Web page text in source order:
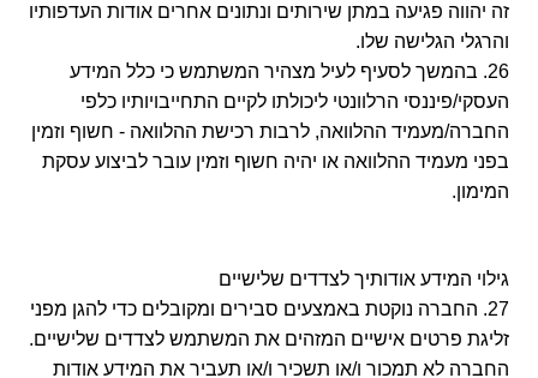
זה יהווה פגיעה במתן שירותים ונתונים אחרים אודות העדפותיו
והרגלי הגלישה שלו.
26. בהמשך לסעיף לעיל מצהיר המשתמש כי כלל המידע
העסקי/פיננסי הרלוונטי ליכולתו לקיים התחייבויותיו כלפי
החברה/מעמיד ההלוואה, לרבות רכישת ההלוואה - חשוף וזמין
בפני מעמיד ההלוואה או יהיה חשוף וזמין עובר לביצוע עסקת
המימון.
גילוי המידע אודותיך לצדדים שלישיים
27. החברה נוקטת באמצעים סבירים ומקובלים כדי להגן מפני
זליגת פרטים אישיים המזהים את המשתמש לצדדים שלישיים.
החברה לא תמכור ו/או תשכיר ו/או תעביר את המידע אודות